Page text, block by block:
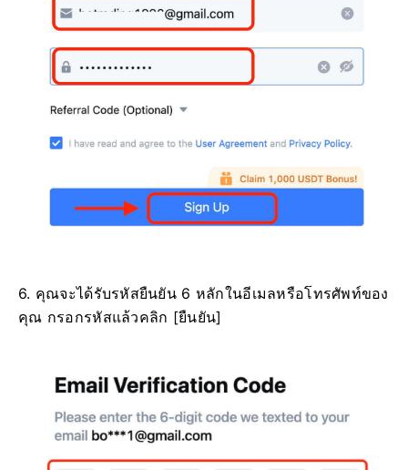
6. คุณจะได้รับรหัสยืนยัน 6 หลักในอีเมลหรือโทรศัพท์ของ
คุณ กรอกรหัสแล้วคลิก [ยืนยัน]